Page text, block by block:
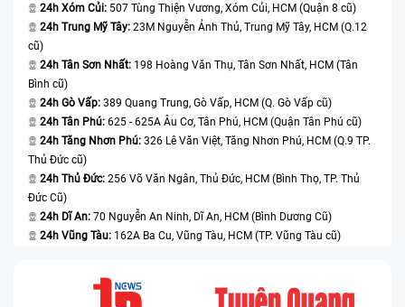
24h Xóm Củi: 507 Tùng Thiện Vương, Xóm Củi, HCM (Quận 8 cũ)
24h Trung Mỹ Tây: 23M Nguyễn Ảnh Thủ, Trung Mỹ Tây, HCM (Q.12
cũ)
24h Tân Sơn Nhất: 198 Hoàng Văn Thụ, Tân Sơn Nhất, HCM (Tân
Bình cũ)
24h Gò Vấp: 389 Quang Trung, Gò Vấp, HCM (Q. Gò Vấp cũ)
24h Tân Phú: 625 - 625A Âu Cơ, Tân Phú, HCM (Quận Tân Phú cũ)
24h Tăng Nhơn Phú: 326 Lê Văn Việt, Tăng Nhơn Phú, HCM (Q.9 TP.
Thủ Đức cũ)
24h Thủ Đức: 256 Võ Văn Ngân, Thủ Đức, HCM (Bình Thọ, TP. Thủ
Đức Cũ)
24h Dĩ An: 70 Nguyễn An Ninh, Dĩ An, HCM (Bình Dương Cũ)
24h Vũng Tàu: 162A Ba Cu, Vũng Tàu, HCM (TP. Vũng Tàu cũ)